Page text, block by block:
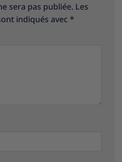
sera pas publiée. Les
indiqués avec *